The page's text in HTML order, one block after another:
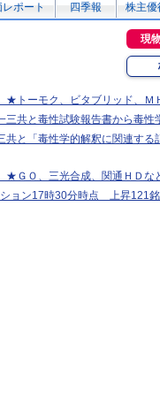
ポート 四季報 株主優
現
トーモク、ビタブリッド、Ｍ
三共と毒性試験報告書から毒
共と「毒性学的解釈に関連す
ＧＯ、三光合成、関通ＨＤな
ョン17時30分時点 上昇121銘